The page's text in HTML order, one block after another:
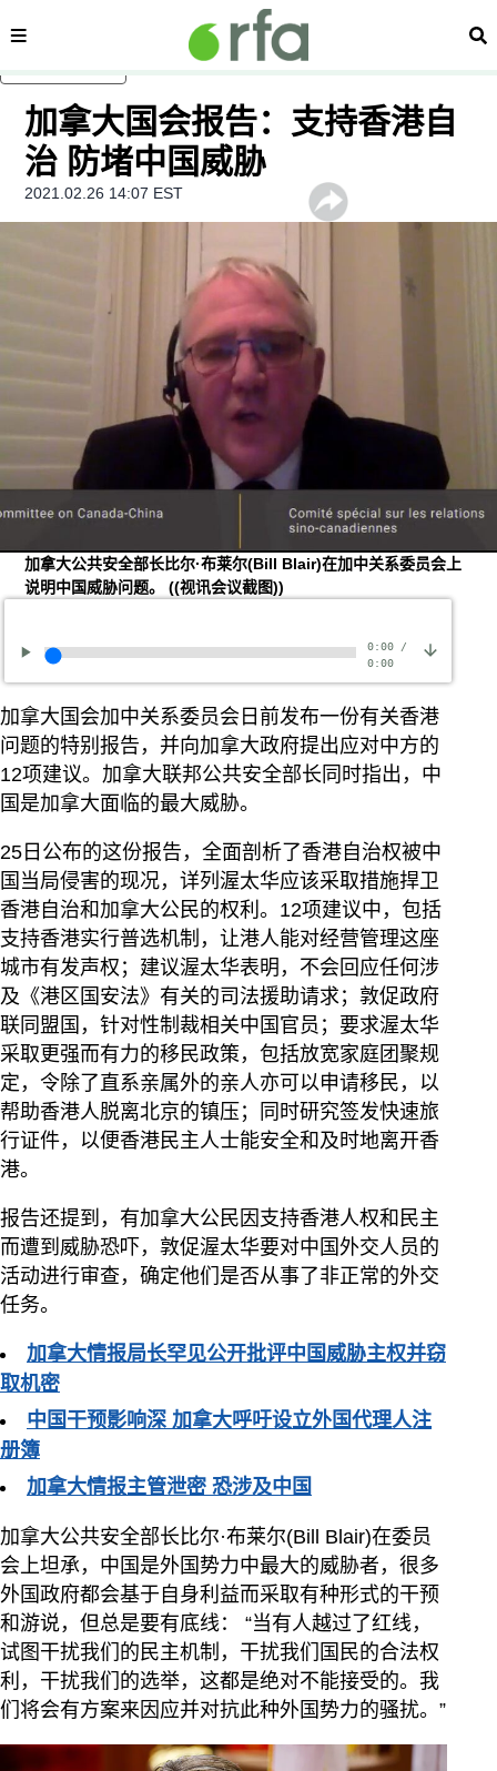
内容分类 搜
加拿大国会报告：支持香港自
治 防堵中国威胁
2021.02.26 14:07 EST
加拿大公共安全部长比尔·布莱尔(Bill Blair)在加中关系委员会上
说明中国威胁问题。((视讯会议截图))
0:00/
0:00
加拿大国会加中关系委员会日前发布一份有关香港
问题的特别报告，并向加拿大政府提出应对中方的
12项建议。加拿大联邦公共安全部长同时指出，中
国是加拿大面临的最大威胁。
25日公布的这份报告，全面剖析了香港自治权被中
国当局侵害的现况，详列渥太华应该采取措施捍卫
香港自治和加拿大公民的权利。12项建议中，包括
支持香港实行普选机制，让港人能对经营管理这座
城市有发声权；建议渥太华表明，不会回应任何涉
及《港区国安法》有关的司法援助请求；敦促政府
联同盟国，针对性制裁相关中国官员；要求渥太华
采取更强而有力的移民政策，包括放宽家庭团聚规
定，令除了直系亲属外的亲人亦可以申请移民，以
帮助香港人脱离北京的镇压；同时研究签发快速旅
行证件，以便香港民主人士能安全和及时地离开香
港。
报告还提到，有加拿大公民因支持香港人权和民主
而遭到威胁恐吓，敦促渥太华要对中国外交人员的
活动进行审查，确定他们是否从事了非正常的外交
任务。
加拿大情报局长罕见公开批评中国威胁主权并窃
取机密
中国干预影响深 加拿大呼吁设立外国代理人注
册簿
加拿大情报主管泄密 恐涉及中国
加拿大公共安全部长比尔·布莱尔(Bill Blair)在委员
会上坦承，中国是外国势力中最大的威胁者，很多
外国政府都会基于自身利益而采取有种形式的干预
和游说，但总是要有底线： “当有人越过了红线，
试图干扰我们的民主机制，干扰我们国民的合法权
利，干扰我们的选举，这都是绝对不能接受的。我
们将会有方案来因应并对抗此种外国势力的骚扰。”